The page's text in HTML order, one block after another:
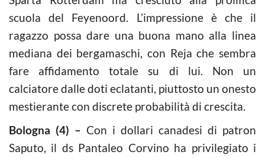
scuola del Feyenoord. L’impressione è che il
ragazzo possa dare una buona mano alla linea
mediana dei bergamaschi, con Reja che sembra
fare affidamento totale su di lui. Non un
calciatore dalle doti eclatanti, piuttosto un onesto
mestierante con discrete probabilità di crescita.
Bologna (4) – Con i dollari canadesi di patron
Saputo, il ds Pantaleo Corvino ha privilegiato i